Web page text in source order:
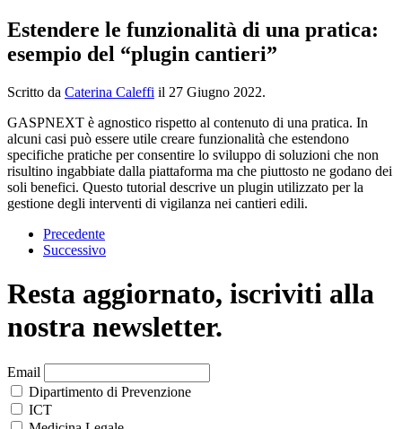
Estendere le funzionalità di una pratica:
esempio del “plugin cantieri”
Scritto da Caterina Caleffi il 27 Giugno 2022.
GASPNEXT è agnostico rispetto al contenuto di una pratica. In
alcuni casi può essere utile creare funzionalità che estendono
specifiche pratiche per consentire lo sviluppo di soluzioni che non
risultino ingabbiate dalla piattaforma ma che piuttosto ne godano dei
soli benefici. Questo tutorial descrive un plugin utilizzato per la
gestione degli interventi di vigilanza nei cantieri edili.
Precedente
Successivo
Resta aggiornato, iscriviti alla
nostra newsletter.
Email
Dipartimento di Prevenzione
ICT